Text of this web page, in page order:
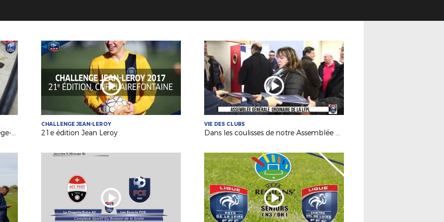
Laurent Moriceau, créateur de protège-tibias sur mesure !
CHALLENGE JEAN-LEROY
21e édition Jean Leroy
VIE DES CLUBS
Dans les coulisses de notre Assemblée Générale